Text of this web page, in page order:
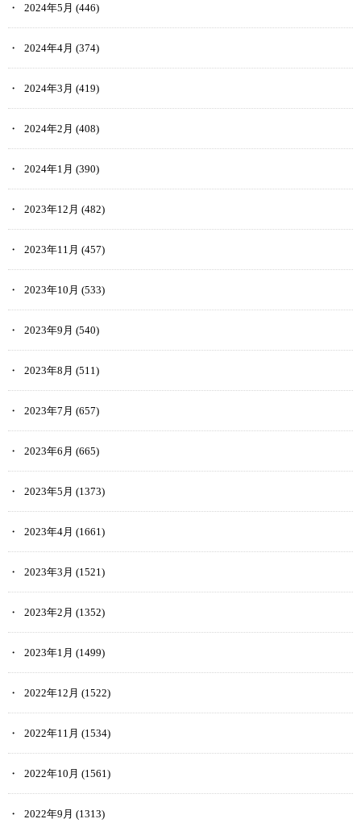
2024年5月 (446)
2024年4月 (374)
2024年3月 (419)
2024年2月 (408)
2024年1月 (390)
2023年12月 (482)
2023年11月 (457)
2023年10月 (533)
2023年9月 (540)
2023年8月 (511)
2023年7月 (657)
2023年6月 (665)
2023年5月 (1373)
2023年4月 (1661)
2023年3月 (1521)
2023年2月 (1352)
2023年1月 (1499)
2022年12月 (1522)
2022年11月 (1534)
2022年10月 (1561)
2022年9月 (1313)